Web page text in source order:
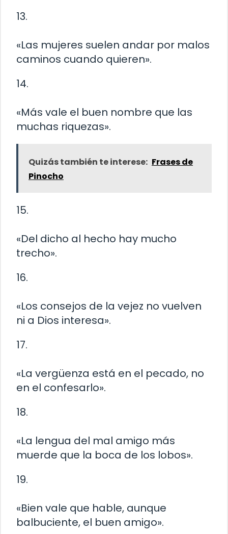
13.
«Las mujeres suelen andar por malos
caminos cuando quieren».
14.
«Más vale el buen nombre que las
muchas riquezas».
Quizás también te interese: Frases de
Pinocho
15.
«Del dicho al hecho hay mucho
trecho».
16.
«Los consejos de la vejez no vuelven
ni a Dios interesa».
17.
«La vergüenza está en el pecado, no
en el confesarlo».
18.
«La lengua del mal amigo más
muerde que la boca de los lobos».
19.
«Bien vale que hable, aunque
balbuciente, el buen amigo».